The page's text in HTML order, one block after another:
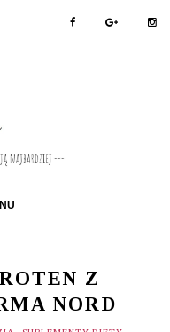
Z
NORD